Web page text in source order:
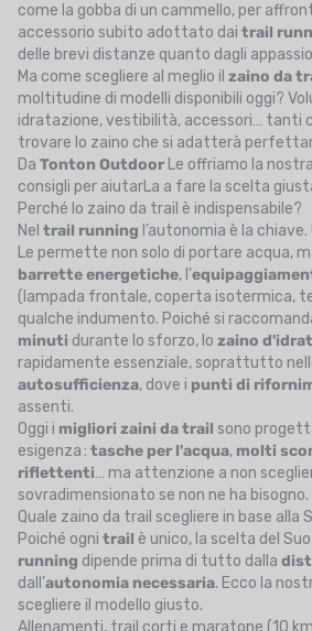
CONTATTO
come la gobba di un cammello, per
accessorio subito adottato dai trail
delle brevi distanze quanto dagli
Ma come scegliere al meglio il zaino da
moltitudine di modelli disponibili oggi?
idratazione, vestibilità, accessori… tanti
trovare lo zaino che si adatterà
Da Tonton Outdoor Le offriamo la
consigli per aiutarLa a fare la scelta
Perché lo zaino da trail è indispensabile?
Nel trail running l’autonomia è la chiave.
Le permette non solo di portare acqua,
barrette energetiche, l'
(lampada frontale, coperta isotermica,
qualche indumento. Poiché si
minuti durante lo sforzo, lo zaino
rapidamente essenziale, soprattutto
autosufficienza, dove i punti di
assenti.
Oggi i migliori zaini da trail sono
esigenza : tasche per l'acqua, molti
riflettenti… ma attenzione a non
sovradimensionato se non ne ha bisogno.
Quale zaino da trail scegliere in base alla
Poiché ogni trail è unico, la scelta del Suo
running dipende prima di tutto dalla
dall’autonomia necessaria. Ecco la
scegliere il modello giusto.
Allenamenti, trail corti e maratone (10